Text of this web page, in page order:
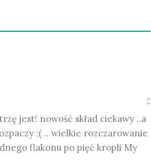
jest! nowość skład ciekawy ..a
;( .. wielkie rozczarowanie
flakonu po pięć kropli My